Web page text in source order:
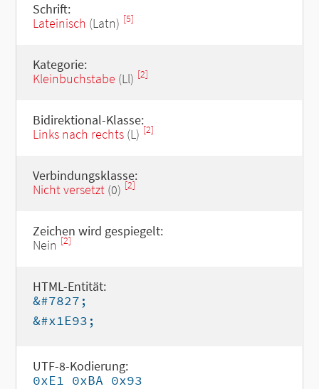
Schrift:
Lateinisch (Latn) [5]
Kategorie:
Kleinbuchstabe (Ll) [2]
Bidirektional-Klasse:
Links nach rechts(L) [2]
Verbindungsklasse:
Nicht versetzt(0) [2]
Zeichen wird gespiegelt:
Nein [2]
HTML-Entität:
&#7827;
&#x1E93;
UTF-8-Kodierung:
0xE1 0xBA 0x93